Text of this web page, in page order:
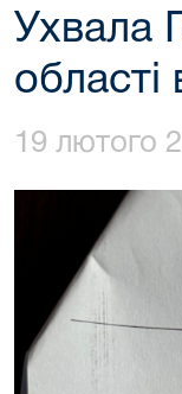
Ухвала
області
19 лютого